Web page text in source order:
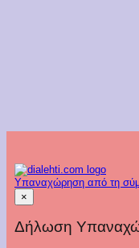
Υπαναχώρηση από τη
×
Δήλωση